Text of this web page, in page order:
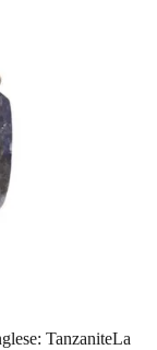
TanzaniteLa